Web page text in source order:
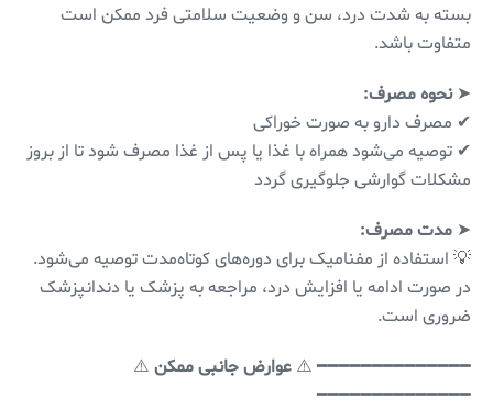
بسته به شدت درد، سن و وضعیت سلامتی فرد ممکن است
متفاوت باشد.
➤نحوه مصرف:
✔ مصرف دارو به صورت خوراکی
✔ توصیه می‌شود همراه با غذا یا پس از غذا مصرف شود تا از بروز
مشکلات گوارشی جلوگیری گردد
➤ مدت مصرف:
💡 استفاده از مفنامیک برای دوره‌های کوتاه‌مدت توصیه می‌شود.
در صورت ادامه یا افزایش درد، مراجعه به پزشک یا دندانپزشک
ضروری است.
━━━━━━━━━━━━━━ ⚠️ عوارض جانبی ممکن ⚠️
━━━━━━━━━━━━━━